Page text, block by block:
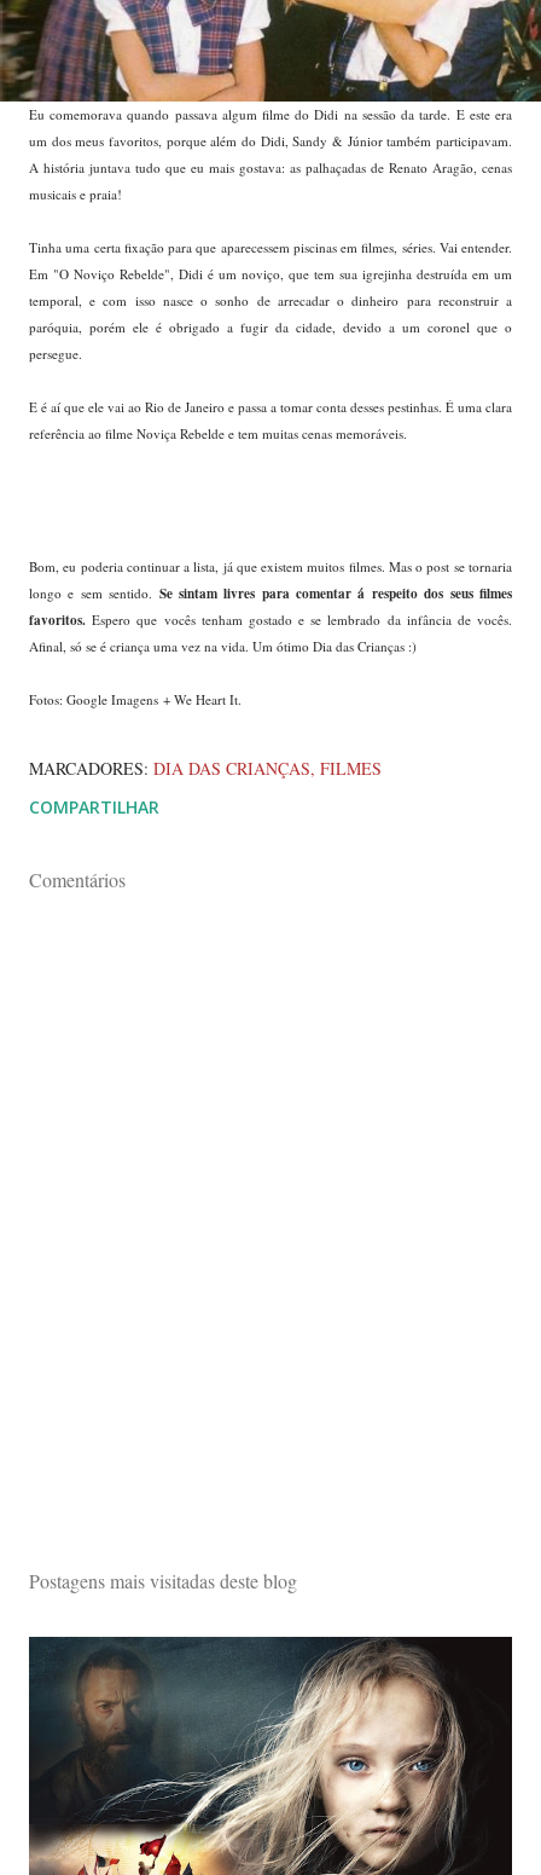
Eu comemorava quando passava algum filme do Didi na sessão da tarde. E este era
um dos meus favoritos, porque além do Didi, Sandy & Júnior também participavam.
A história juntava tudo que eu mais gostava: as palhaçadas de Renato Aragão, cenas
musicais e praia!
Tinha uma certa fixação para que aparecessem piscinas em filmes, séries. Vai entender.
Em "O Noviço Rebelde", Didi é um noviço, que tem sua igrejinha destruída em um
temporal, e com isso nasce o sonho de arrecadar o dinheiro para reconstruir a
paróquia, porém ele é obrigado a fugir da cidade, devido a um coronel que o
persegue.
E é aí que ele vai ao Rio de Janeiro e passa a tomar conta desses pestinhas. É uma clara
referência ao filme Noviça Rebelde e tem muitas cenas memoráveis.
Bom, eu poderia continuar a lista, já que existem muitos filmes. Mas o post se tornaria
longo e sem sentido. Se sintam livres para comentar á respeito dos seus filmes
favoritos. Espero que vocês tenham gostado e se lembrado da infância de vocês.
Afinal, só se é criança uma vez na vida. Um ótimo Dia das Crianças :)
Fotos: Google Imagens + We Heart It.
MARCADORES: DIA DAS CRIANÇAS FILMES
COMPARTILHAR
Comentários
Postagens mais visitadas deste blog